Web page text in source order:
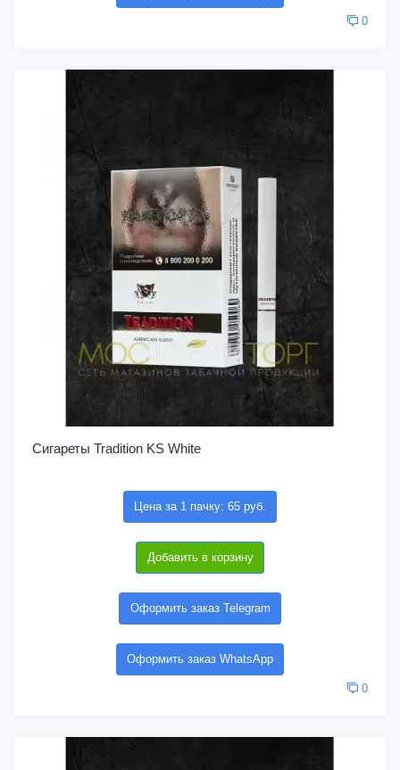
0
Сигареты Tradition KS White
Цена за 1 пачку: 65 руб.
Добавить в корзину
Оформить заказ Telegram
Оформить заказ WhatsApp
0